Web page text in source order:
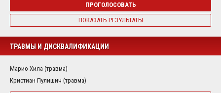
ПРОГОЛОСОВАТЬ
ПОКАЗАТЬ РЕЗУЛЬТАТЫ
ТРАВМЫ И ДИСКВАЛИФИКАЦИИ
Марио Хила (травма)
Кристиан Пулишич (травма)